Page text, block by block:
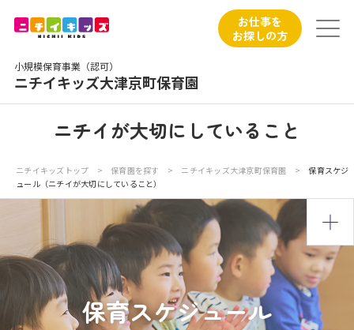
小規模保育事業（認可）
ニチイキッズ大津京町保育園
お仕事を
お探しの方
ニチイが大切にしていること
お食事
入園の概要
子育てひろばのご紹介
ニチイが大切にしていること
ニチイキッズトップ > 保育園を探す > ニチイキッズ大津京町保育園 >
保育スケジ
ュール（ニチイが大切にしていること）
保育スケジュール